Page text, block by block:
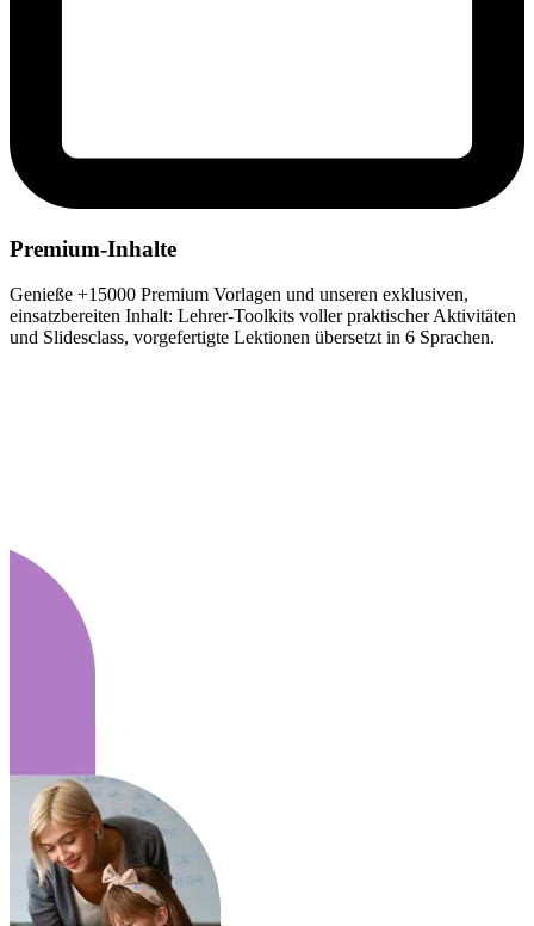
Premium-Inhalte
Genieße +15000 Premium Vorlagen und unseren exklusiven,
einsatzbereiten Inhalt: Lehrer-Toolkits voller praktischer Aktivitäten
und Slidesclass, vorgefertigte Lektionen übersetzt in 6 Sprachen.